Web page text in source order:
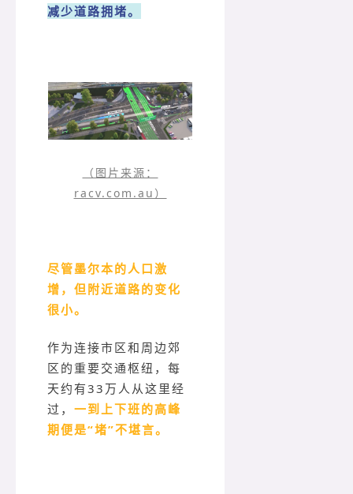
减少道路拥堵。
（图片来源：
racv.com.au）
尽管墨尔本的人口激
增，但附近道路的变化
很小。
作为连接市区和周边郊
区的重要交通枢纽，每
天约有33万人从这里经
过， 一到上下班的高峰
期便是“堵”不堪言。